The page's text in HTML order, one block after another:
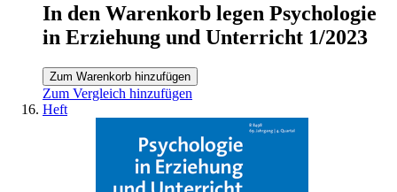
In den Warenkorb legen Psychologie
in Erziehung und Unterricht 1/2023
Zum Warenkorb hinzufügen
Zum Vergleich hinzufügen
Heft